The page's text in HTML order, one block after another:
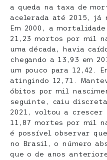
a queda na taxa de
acelerada até 2015, já
Em 2000, a
21,23 mortos por mil
uma década, havia
chegando a 13,93 em
um pouco para 12,42.
atingindo 12,71.
óbitos por mil
seguinte, caiu
2021, voltou a crescer
11,87 mortes por mil
é possível observar
no Brasil, o número
que o de anos